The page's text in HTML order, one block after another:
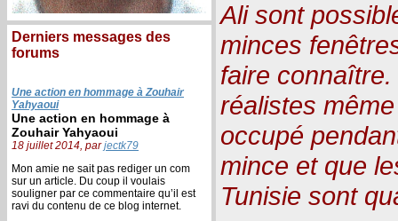
Derniers messages des
forums
Une action en hommage à Zouhair
Yahyaoui
Une action en hommage à
Zouhair Yahyaoui
18 juillet 2014, parjectk79
Mon amie ne sait pas rediger un com
sur un article. Du coup il voulais
souligner par ce commentaire qu’il est
ravi du contenu de ce blog internet.
Ali sont
minces
faire
réalistes
occupé
mince et que
Tunisie sont